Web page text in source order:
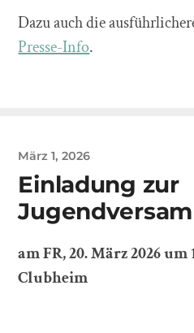
Dazu auch die
Presse-Info.
März 1, 2026
Einladung zur
am FR, 20. März 2026
Clubheim